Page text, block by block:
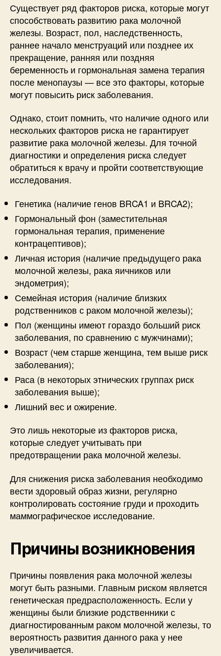
Существует ряд факторов риска, которые могут
способствовать развитию рака молочной
железы. Возраст, пол, наследственность,
раннее начало менструаций или позднее их
прекращение, ранняя или поздняя
беременность и гормональная замена терапия
после менопаузы — все это факторы, которые
могут повысить риск заболевания.
Однако, стоит помнить, что наличие одного или
нескольких факторов риска не гарантирует
развитие рака молочной железы. Для точной
диагностики и определения риска следует
обратиться к врачу и пройти соответствующие
исследования.
Генетика (наличие генов BRCA1 и BRCA2);
Гормональный фон (заместительная
гормональная терапия, применение
контрацептивов);
Личная история (наличие предыдущего рака
молочной железы, рака яичников или
эндометрия);
Семейная история (наличие близких
родственников с раком молочной железы);
Пол (женщины имеют гораздо больший риск
заболевания, по сравнению с мужчинами);
Возраст (чем старше женщина, тем выше риск
заболевания);
Раса (в некоторых этнических группах риск
заболевания выше);
Лишний вес и ожирение.
Это лишь некоторые из факторов риска,
которые следует учитывать при
предотвращении рака молочной железы.
Для снижения риска заболевания необходимо
вести здоровый образ жизни, регулярно
контролировать состояние груди и проходить
маммографическое исследование.
Причины возникновения
Причины появления рака молочной железы
могут быть разными. Главным риском является
генетическая предрасположенность. Если у
женщины были близкие родственники с
диагностированным раком молочной железы, то
вероятность развития данного рака у нее
увеличивается.